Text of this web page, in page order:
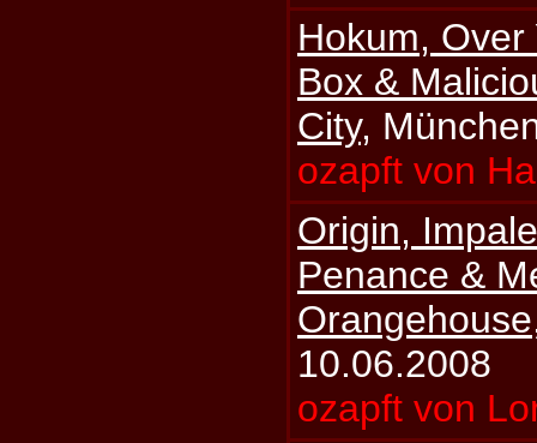
Hokum,
Box &
City,
ozapft von
Origin,
Penance &
Orangehouse
10.06.2008
ozapft von